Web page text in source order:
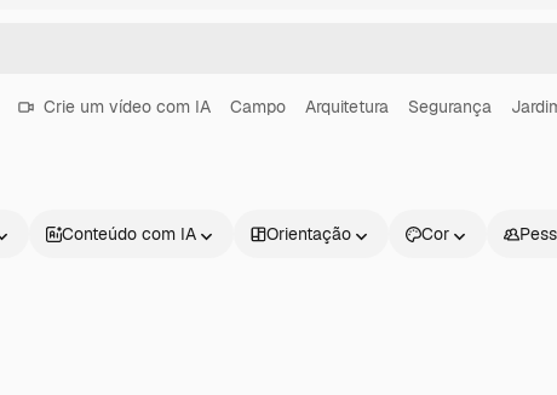
Crie um vídeo com IA Campo Arquitetura Segurança
Conteúdo com IA Orientação Cor